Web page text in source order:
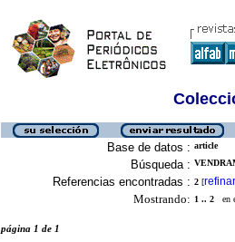
Base de datos : article
Búsqueda :
Referencias encontradas : 2 [refinar
Mostrando: 1 .. 2 en
página 1 de 1